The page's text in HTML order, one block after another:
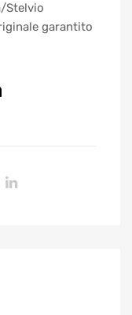
Stelvio
garantito